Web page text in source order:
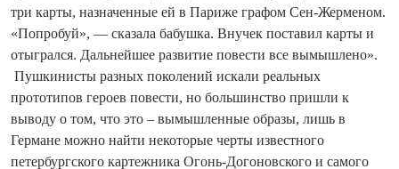
три карты, назначенные ей в Париже графом Сен-Жерменом.
«Попробуй», — сказала бабушка. Внучек поставил карты и
отыгрался. Дальнейшее развитие повести все вымышлено».
Пушкинисты разных поколений искали реальных
прототипов героев повести, но большинство пришли к
выводу о том, что это – вымышленные образы, лишь в
Германе можно найти некоторые черты известного
петербургского картежника Огонь-Догоновского и самого